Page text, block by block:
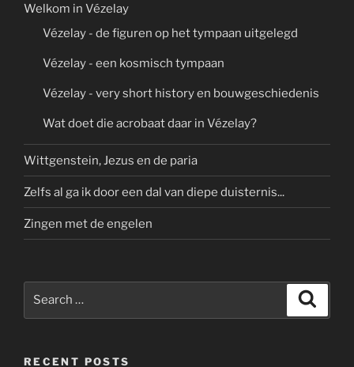
Welkom in Vézelay
Vézelay - de figuren op het tympaan uitgelegd
Vézelay - een kosmisch tympaan
Vézelay - very short history en bouwgeschiedenis
Wat doet die acrobaat daar in Vézelay?
Wittgenstein, Jezus en de paria
Zelfs al ga ik door een dal van diepe duisternis...
Zingen met de engelen
RECENT POSTS